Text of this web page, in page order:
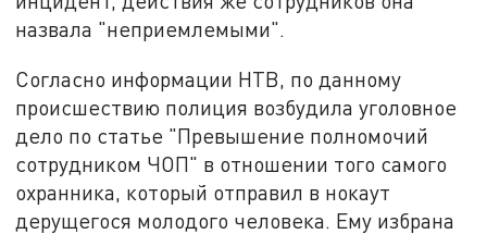
назвала "неприемлемыми".
Согласно информации НТВ, по данному
происшествию полиция возбудила уголовное
дело по статье "Превышение полномочий
сотрудником ЧОП" в отношении того самого
охранника, который отправил в нокаут
дерущегося молодого человека. Ему избрана